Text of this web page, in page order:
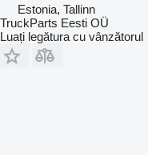
Estonia, Tallinn
TruckParts Eesti OÜ
Luați legătura cu vânzătorul